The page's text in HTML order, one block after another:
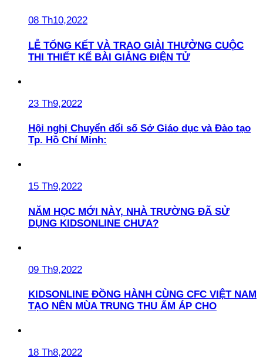
08 Th10,2022
LỄ TỔNG KẾT VÀ TRAO GIẢI THƯỞNG CUỘC
THI THIẾT KẾ BÀI GIẢNG ĐIỆN TỬ
23 Th9,2022
Hội nghị Chuyển đổi số Sở Giáo dục và Đào tạo
Tp. Hồ Chí Minh:
15 Th9,2022
NĂM HỌC MỚI NÀY, NHÀ TRƯỜNG ĐÃ SỬ
DỤNG KIDSONLINE CHƯA?
09 Th9,2022
KIDSONLINE ĐỒNG HÀNH CÙNG CFC VIỆT NAM
TẠO NÊN MÙA TRUNG THU ẤM ÁP CHO
18 Th8,2022